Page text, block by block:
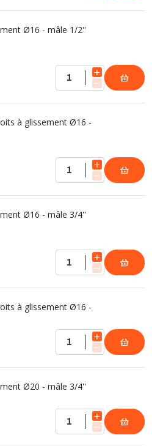
Ø16 - mâle 1/2''
à glissement Ø16 -
Ø16 - mâle 3/4''
à glissement Ø16 -
Ø20 - mâle 3/4''